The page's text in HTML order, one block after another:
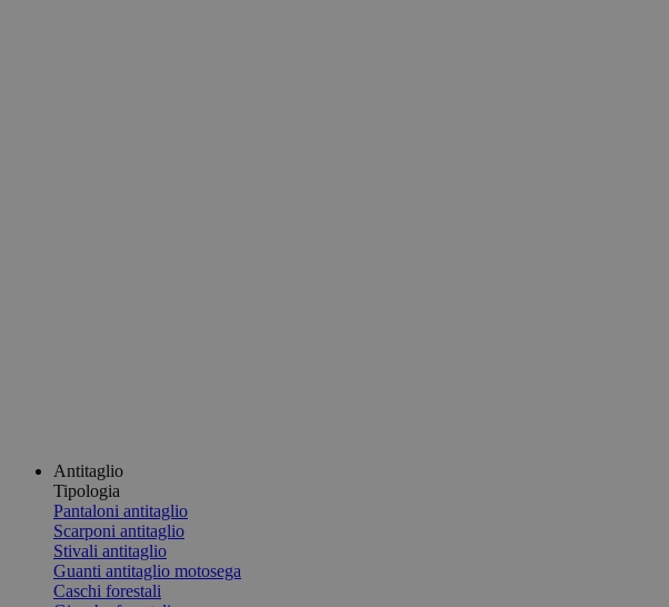
Antitaglio
Tipologia
Pantaloni antitaglio
Scarponi antitaglio
Stivali antitaglio
Guanti antitaglio motosega
Caschi forestali